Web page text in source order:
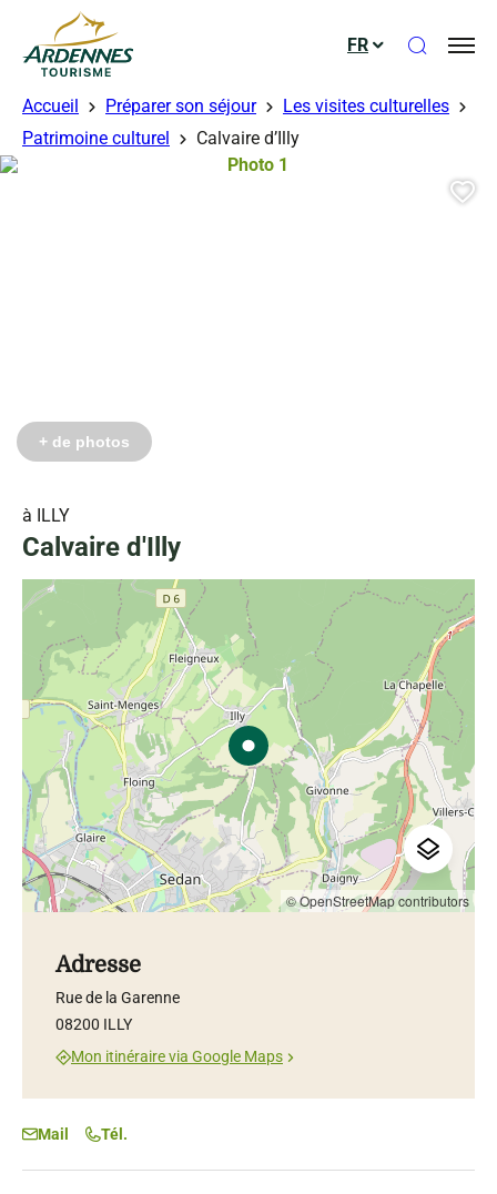
ADT des Ardennes
FR Ouvrir
Accueil Préparer son séjour
Les visites culturelles
Patrimoine culturel
Calvaire d’Illy
à ILLY
Calvaire d'Illy
Photo 1, © Droits gérés – OTPS
+ de photos
© OpenStreetMap contributors
Adresse
Rue de la Garenne
08200 ILLY
Mon itinéraire via Google Maps
Mail Tél.